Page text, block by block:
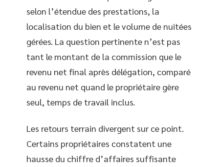
selon l’étendue des prestations, la
localisation du bien et le volume de nuitées
gérées. La question pertinente n’est pas
tant le montant de la commission que le
revenu net final après délégation, comparé
au revenu net quand le propriétaire gère
seul, temps de travail inclus.
Les retours terrain divergent sur ce point.
Certains propriétaires constatent une
hausse du chiffre d’affaires suffisante